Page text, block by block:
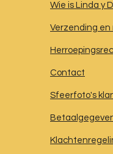
Wie is Linda y
Verzending
Contact
Sfeerfoto's